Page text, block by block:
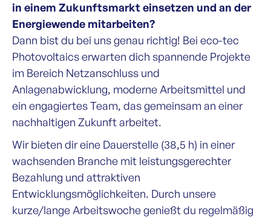
in einem Zukunftsmarkt einsetzen und an der
Energiewende mitarbeiten?
Dann bist du bei uns genau richtig! Bei eco-tec
Photovoltaics erwarten dich spannende Projekte
im Bereich Netzanschluss und
Anlagenabwicklung, moderne Arbeitsmittel und
ein engagiertes Team, das gemeinsam an einer
nachhaltigen Zukunft arbeitet.
Wir bieten dir eine Dauerstelle (38,5 h) in einer
wachsenden Branche mit leistungsgerechter
Bezahlung und attraktiven
Entwicklungsmöglichkeiten. Durch unsere
kurze/lange Arbeitswoche genießt du regelmäßig